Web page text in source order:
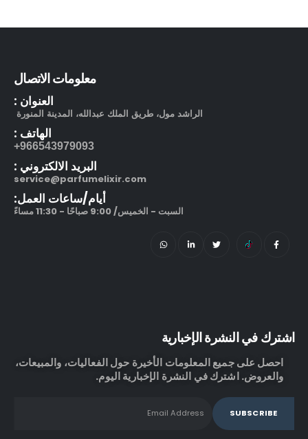
بوشرون كواتر او دو برفيوم
معلومات الاتصال
العنوان :
الراشد مول، طريق الملك عبدالله، المدينة المنورة
الهاتف :
966543979093+
البريد الالكتروني :
service@parfumelixir.com
أيام/ساعات العمل:
السبت - الخميس/ 9:00 صباحًا - 11:30 مساءً
اشترك في النشرة الإخبارية
احصل على جميع المعلومات الأخيرة حول الفعاليات، والمبيعات،
والعروض. اشترك في النشرة الإخبارية اليوم.